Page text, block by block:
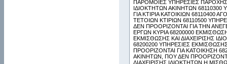
ΠΑΡΟΜΟΙΕΣ ΥΠΗΡΕΣΙΕΣ ΠΑΡΟΧΗΣ
ΙΔΙΟΚΤΗΤΩΝ ΑΚΙΝΗΤΩΝ
ΓΙΑ ΚΤΙΡΙΑ ΚΑΤΟΙΚΙΩΝ 68110400
ΤΕΤΟΙΩΝ ΚΤΙΡΙΩΝ 68110500
ΔΕΝ ΠΡΟΟΡΙΖΟΝΤΑΙ ΓΙΑ ΤΗΝ
ΕΡΓΩΝ ΚΥΡΙΑ 68200000
ΕΚΜΙΣΘΩΣΗΣ ΚΑΙ ΔΙΑΧΕΙΡΙΣΗΣ
68200200 ΥΠΗΡΕΣΙΕΣ
ΠΡΟΟΡΙΖΟΝΤΑΙ ΓΙΑ ΚΑΤΟΙΚΗΣΗ
ΑΚΙΝΗΤΩΝ, ΠΟΥ ΔΕΝ
ΔΙΑΧΕΙΡΙΣΗΣ ΙΔΙΟΚΤΗΤΩΝ Η